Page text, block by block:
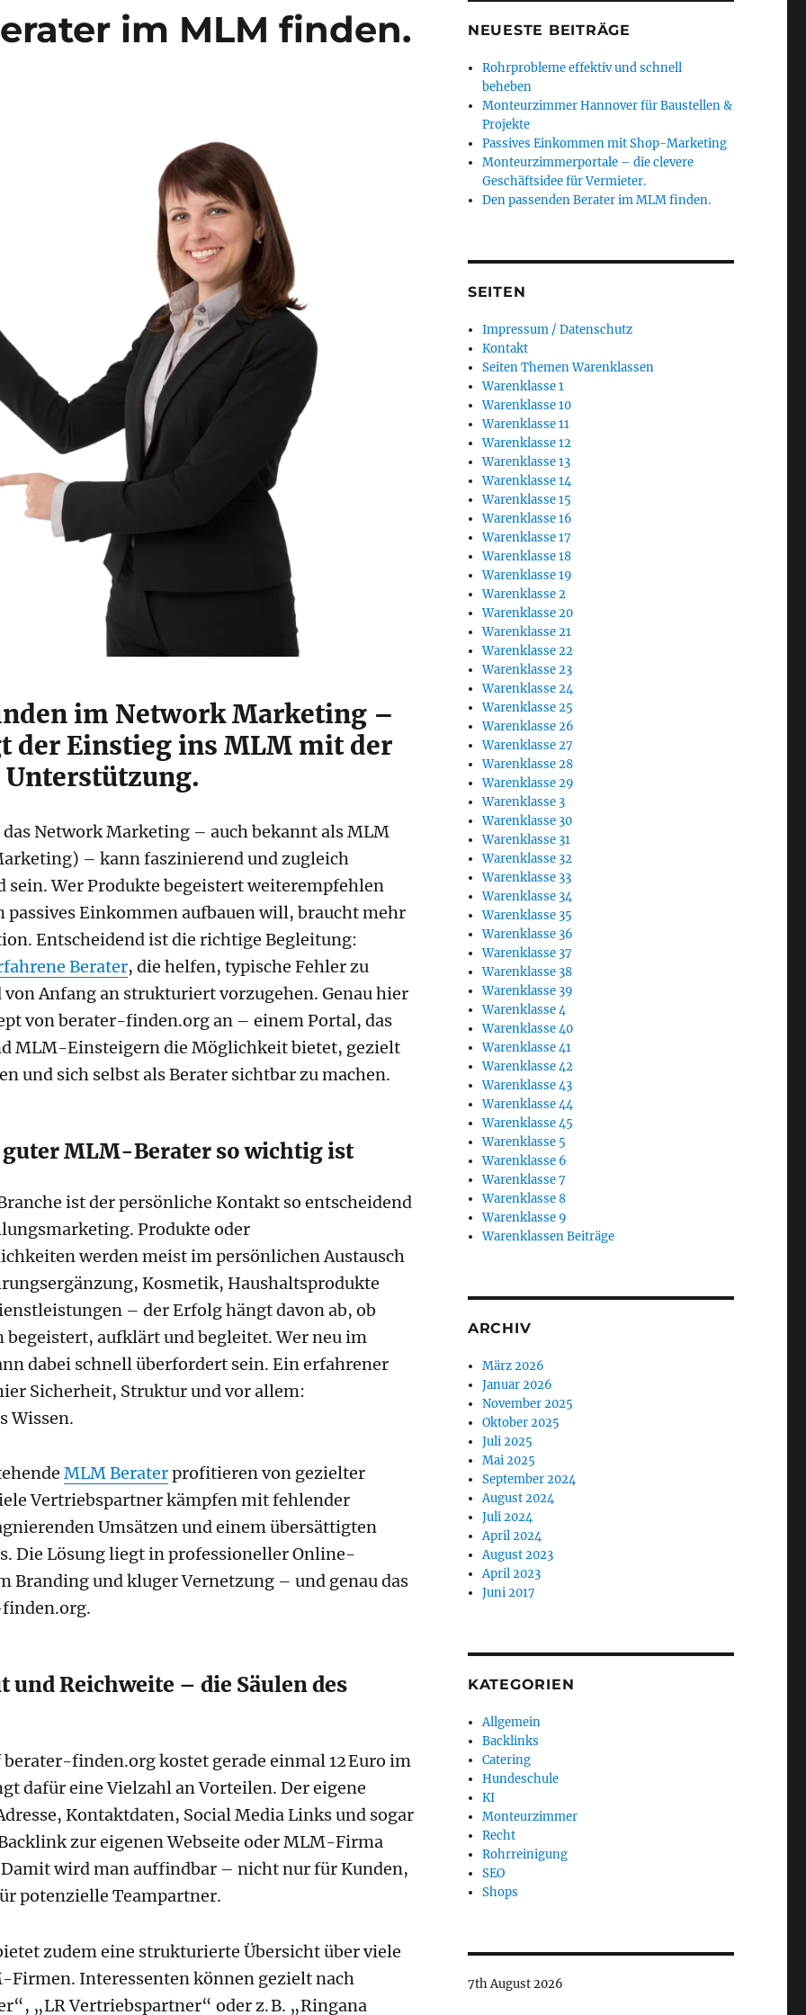
im MLM finden.
im Network Marketing –
der Einstieg ins MLM mit der
Network Marketing – auch bekannt als MLM
– kann faszinierend und zugleich
sein. Wer Produkte begeistert weiterempfehlen
passives Einkommen aufbauen will, braucht mehr
Entscheidend ist die richtige Begleitung:
Berater, die helfen, typische Fehler zu
Anfang an strukturiert vorzugehen. Genau hier
von berater-finden.org an – einem Portal, das
MLM-Einsteigern die Möglichkeit bietet, gezielt
und sich selbst als Berater sichtbar zu machen.
MLM-Berater so wichtig ist
ist der persönliche Kontakt so entscheidend
Produkte oder
werden meist im persönlichen Austausch
Kosmetik, Haushaltsprodukte
– der Erfolg hängt davon ab, ob
begeistert, aufklärt und begleitet. Wer neu im
dabei schnell überfordert sein. Ein erfahrener
Sicherheit, Struktur und vor allem:
Wissen.
MLM Beraterprofitieren von gezielter
Vertriebspartner kämpfen mit fehlender
Umsätzen und einem übersättigten
Die Lösung liegt in professioneller Online-
Branding und kluger Vernetzung – und genau das
und Reichweite – die Säulen des
finden.org kostet gerade einmal 12 Euro im
dafür eine Vielzahl an Vorteilen. Der eigene
Kontaktdaten, Social Media Links und sogar
zur eigenen Webseite oder MLM-Firma
wird man auffindbar – nicht nur für Kunden,
potenzielle Teampartner.
zudem eine strukturierte Übersicht über viele
Firmen. Interessenten können gezielt nach
„LR Vertriebspartner“ oder z. B. „Ringana
NEUESTE BEITRÄGE
Rohrprobleme effektiv und schnell
beheben
Monteurzimmer Hannover für Baustellen &
Projekte
Passives Einkommen mit Shop-Marketing
Monteurzimmerportale – die clevere
Geschäftsidee für Vermieter.
Den passenden Berater im MLM finden.
SEITEN
Impressum / Datenschutz
Kontakt
Seiten Themen Warenklassen
Warenklasse 1
Warenklasse 10
Warenklasse 11
Warenklasse 12
Warenklasse 13
Warenklasse 14
Warenklasse 15
Warenklasse 16
Warenklasse 17
Warenklasse 18
Warenklasse 19
Warenklasse 2
Warenklasse 20
Warenklasse 21
Warenklasse 22
Warenklasse 23
Warenklasse 24
Warenklasse 25
Warenklasse 26
Warenklasse 27
Warenklasse 28
Warenklasse 29
Warenklasse 3
Warenklasse 30
Warenklasse 31
Warenklasse 32
Warenklasse 33
Warenklasse 34
Warenklasse 35
Warenklasse 36
Warenklasse 37
Warenklasse 38
Warenklasse 39
Warenklasse 4
Warenklasse 40
Warenklasse 41
Warenklasse 42
Warenklasse 43
Warenklasse 44
Warenklasse 45
Warenklasse 5
Warenklasse 6
Warenklasse 7
Warenklasse 8
Warenklasse 9
Warenklassen Beiträge
ARCHIV
März 2026
Januar 2026
November 2025
Oktober 2025
Juli 2025
Mai 2025
September 2024
August 2024
Juli 2024
April 2024
August 2023
April 2023
Juni 2017
KATEGORIEN
Allgemein
Backlinks
Catering
Hundeschule
KI
Monteurzimmer
Recht
Rohrreinigung
SEO
Shops
7th August 2026